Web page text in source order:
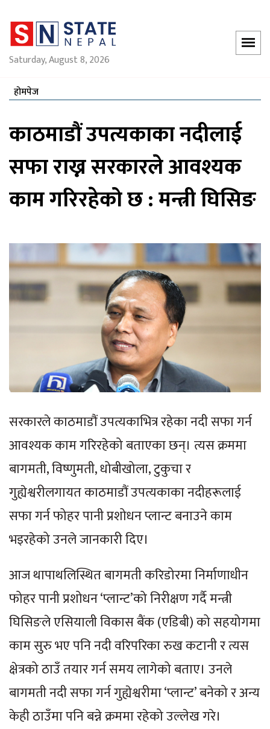
Saturday, August 8, 2026
होमपेज
काठमाडौं उपत्यकाका नदीलाई
सफा राख्न सरकारले आवश्यक
काम गरिरहेको छ : मन्त्री घिसिङ
सरकारले काठमाडौं उपत्यकाभित्र रहेका नदी सफा गर्न
आवश्यक काम गरिरहेको बताएका छन्। त्यस क्रममा
बागमती, विष्णुमती, धोबीखोला, टुकुचा र
गुह्येश्वरीलगायत काठमाडौं उपत्यकाका नदीहरूलाई
सफा गर्न फोहर पानी प्रशोधन प्लान्ट बनाउने काम
भइरहेको उनले जानकारी दिए।
आज थापाथलिस्थित बागमती करिडोरमा निर्माणाधीन
फोहर पानी प्रशोधन ‘प्लान्ट’को निरीक्षण गर्दै मन्त्री
घिसिङले एसियाली विकास बैंक (एडिबी) को सहयोगमा
काम सुरु भए पनि नदी वरिपरिका रुख कटानी र त्यस
क्षेत्रको ठाउँ तयार गर्न समय लागेको बताए। उनले
बागमती नदी सफा गर्न गुह्येश्वरीमा ‘प्लान्ट’ बनेको र अन्य
केही ठाउँमा पनि बन्ने क्रममा रहेको उल्लेख गरे।